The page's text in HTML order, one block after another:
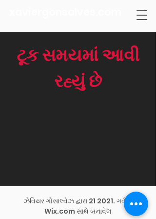
ટૂક સમયમાં આવી
રહ્યું છે
ઝેવિયર ગોંસાલ્વેઝ દ્વારા 21 2021. ગર્વથી
Wix.com સાથે બનાવેલ